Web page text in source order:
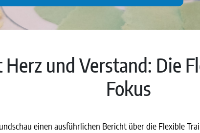
und Verstand: Die
Fokus
einen ausführlichen Bericht über die Flexible